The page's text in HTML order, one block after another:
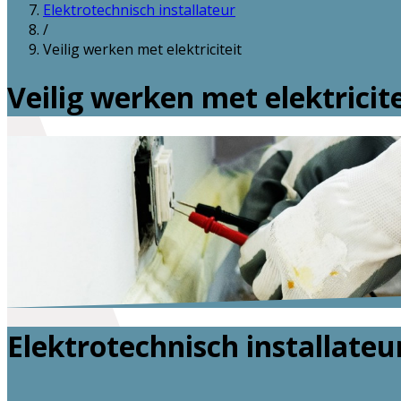
Elektrotechnisch installateur
/
Veilig werken met elektriciteit
Veilig werken met
Elektrotechnisch